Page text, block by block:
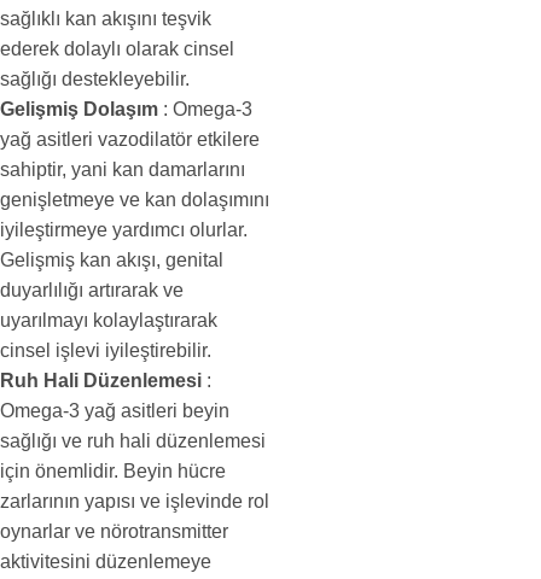
sağlıklı kan akışını teşvik
ederek dolaylı olarak cinsel
sağlığı destekleyebilir.
Gelişmiş Dolaşım : Omega-3
yağ asitleri vazodilatör etkilere
sahiptir, yani kan damarlarını
genişletmeye ve kan dolaşımını
iyileştirmeye yardımcı olurlar.
Gelişmiş kan akışı, genital
duyarlılığı artırarak ve
uyarılmayı kolaylaştırarak
cinsel işlevi iyileştirebilir.
Ruh Hali Düzenlemesi :
Omega-3 yağ asitleri beyin
sağlığı ve ruh hali düzenlemesi
için önemlidir. Beyin hücre
zarlarının yapısı ve işlevinde rol
oynarlar ve nörotransmitter
aktivitesini düzenlemeye